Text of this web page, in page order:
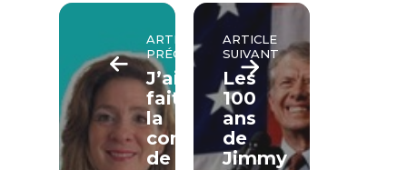
ARTICLE
PRÉCÉDENT
J’ai
fait
la
connaissance
de
ARTICLE
SUIVANT
Les
100
ans
de
Jimmy